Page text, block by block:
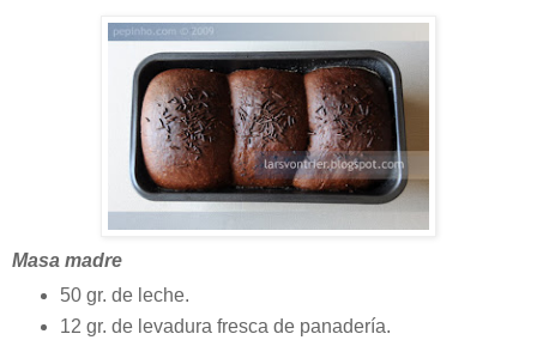
Masa madre
50 gr. de leche.
12 gr. de levadura fresca de panadería.